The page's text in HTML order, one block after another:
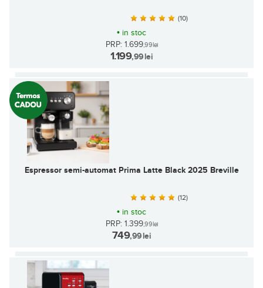
(10)
• in stoc
PRP: 1.699,99lei
1.199,99 lei
Espressor semi-automat Prima Latte Black 2025 Breville
(12)
• in stoc
PRP: 1.399,99lei
749,99 lei